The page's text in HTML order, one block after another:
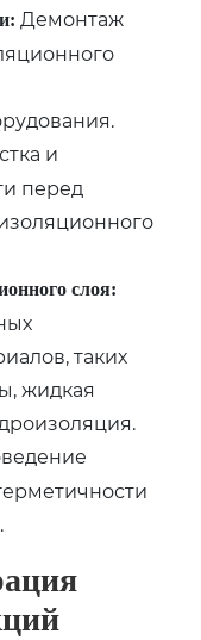
Демонтаж
и
перед
слоя:
таких
жидкая